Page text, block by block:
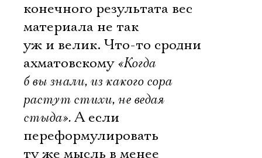
конечного результата вес
материала не так
уж и велик. Что-то сродни
ахматовскому «Когда
б вы знали, из какого сора
растут стихи, не ведая
стыда». А если
переформулировать
ту же мысль в менее